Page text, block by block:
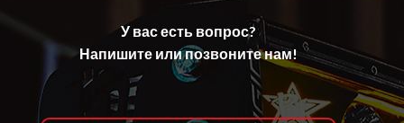
У вас есть вопрос?
Напишите или позвоните нам!